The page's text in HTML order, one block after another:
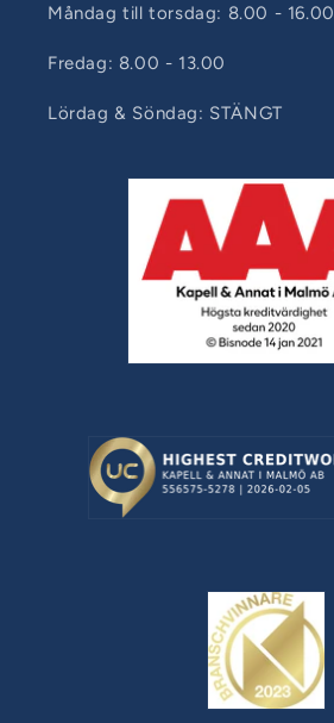
Måndag till torsdag: 8.00 - 16.00
Fredag: 8.00 - 13.00
Lördag & Söndag: STÄNGT